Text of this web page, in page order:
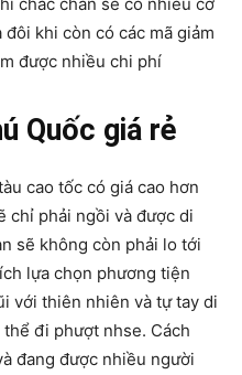
khi còn có các mã giảm
được nhiều chi phí
Quốc giá rẻ
cao tốc có giá cao hơn
chỉ phải ngồi và được di
sẽ không còn phải lo tới
lựa chọn phương tiện
với thiên nhiên và tự tay di
đi phượt nhse. Cách
đang được nhiều người